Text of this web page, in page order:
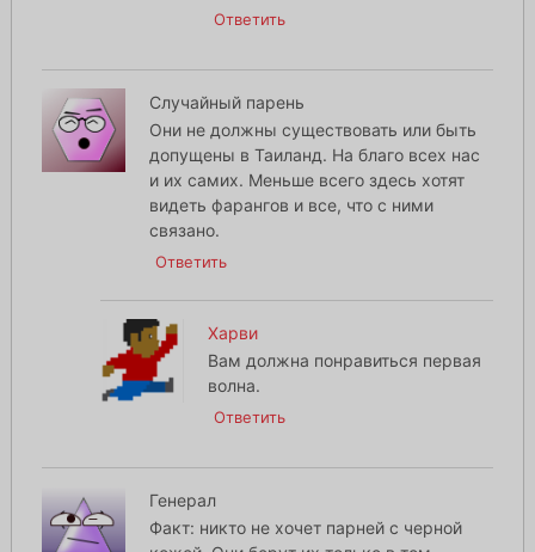
Ответить
Случайный парень
Они не должны существовать или быть
допущены в Таиланд. На благо всех нас
и их самих. Меньше всего здесь хотят
видеть фарангов и все, что с ними
связано.
Ответить
Харви
Вам должна понравиться первая
волна.
Ответить
Генерал
Факт: никто не хочет парней с черной